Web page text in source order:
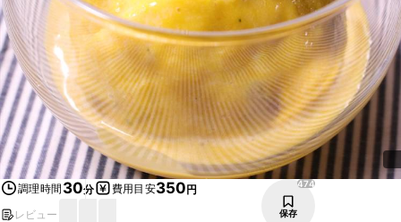
調理時間 30分 費用目安350円
レビュー
474
保存